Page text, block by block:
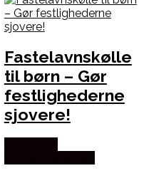
Fastelavnskølle
til børn – Gør
festlighederne
sjovere!